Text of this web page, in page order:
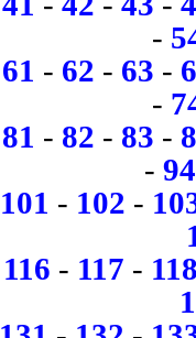
-
61 - 62 - 63 -
-
81 - 82 - 83 -
- 94
101 - 102 -
116 - 117 -